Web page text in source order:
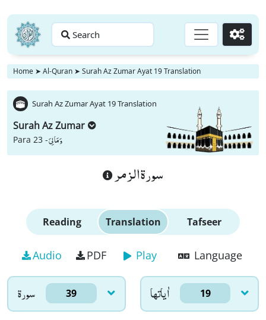
Search Go
Home ➤ Al-Quran ➤ Surah Az Zumar Ayat 19 Translation
Surah Az Zumar Ayat 19 Translation
Surah Az Zumar
Para 23 -وَ مَا لِیَ
سورة الزمر
Reading Translation Tafseer
Audio PDF Play Language
سورۃ 39 اٰياتها 19